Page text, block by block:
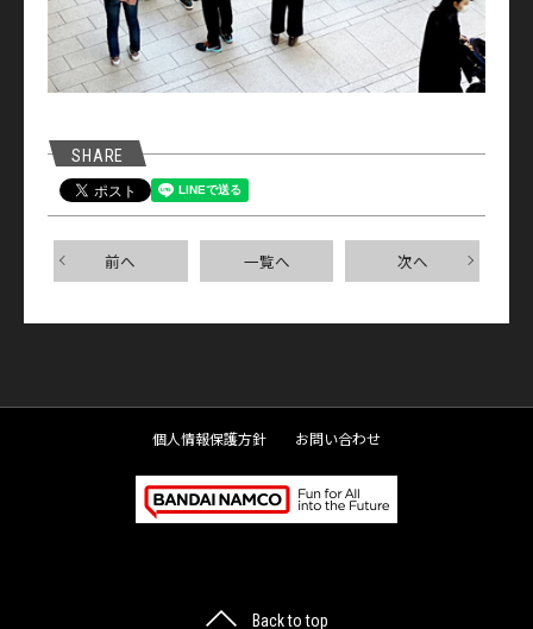
SHARE
前へ 一覧へ 次へ
個人情報保護方針 お問い合わせ
Back to topペ